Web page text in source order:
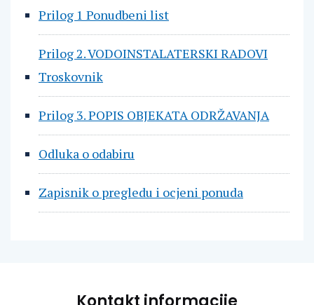
Prilog 1 Ponudbeni list
Prilog 2. VODOINSTALATERSKI RADOVI
Troskovnik
Prilog 3. POPIS OBJEKATA ODRŽAVANJA
Odluka o odabiru
Zapisnik o pregledu i ocjeni ponuda